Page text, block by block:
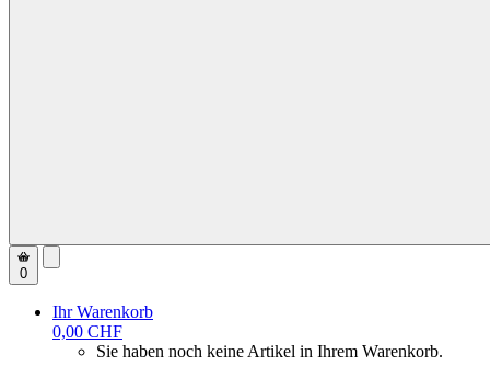
0
Ihr Warenkorb
0,00 CHF
Sie haben noch keine Artikel in Ihrem Warenkorb.